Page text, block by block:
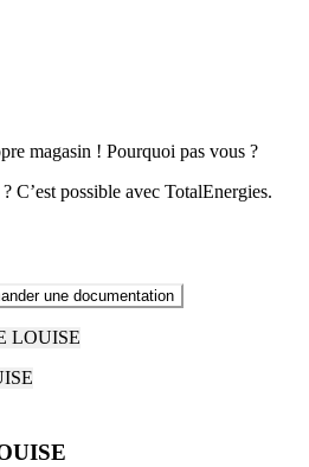
magasin ! Pourquoi pas vous ?
C’est possible avec TotalEnergies.
une documentation